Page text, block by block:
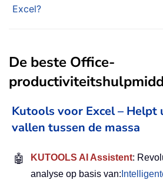
Excel?
De beste Office-
Kutools voor Excel – Helpt
vallen tussen de massa
🤖 KUTOOLS AI Assistent:
analyse op basis van: